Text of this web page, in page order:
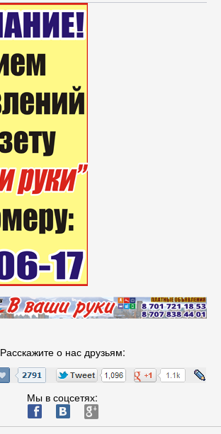
Расскажите о нас друзьям:
Мы в соцсетях:
ä æ è